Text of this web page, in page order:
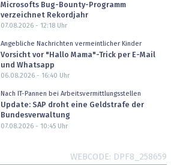
Microsofts Bug-Bounty-Programm
verzeichnet Rekordjahr
07.08.2026 - 12:18Uhr
Angebliche Nachrichten vermeintlicher Kinder
Vorsicht vor "Hallo Mama"-Trick per E-Mail
und Whatsapp
06.08.2026 - 16:40 Uhr
Nach IT-Pannen bei Arbeitsvermittlungsstellen
Update: SAP droht eine Geldstrafe der
Bundesverwaltung
07.08.2026 - 10:45Uhr
WEBCODE DPF8_258659